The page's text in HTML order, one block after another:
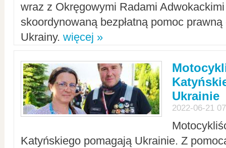
wraz z Okręgowymi Radami Adwokackimi
skoordynowaną bezpłatną pomoc
Ukrainy. więcej »
Ukrainie
2022-06-21
Katyńskiego pomagają Ukrainie. Z